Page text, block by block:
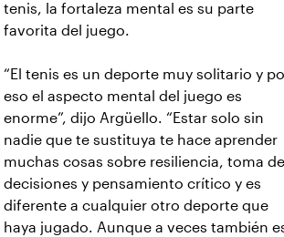
tenis, la fortaleza mental es su parte
favorita del juego.
“El tenis es un deporte muy solitario y
eso el aspecto mental del juego es
enorme”, dijo Argüello. “Estar solo sin
nadie que te sustituya te hace aprender
muchas cosas sobre resiliencia, toma de
decisiones y pensamiento crítico y es
diferente a cualquier otro deporte que
haya jugado. Aunque a veces también